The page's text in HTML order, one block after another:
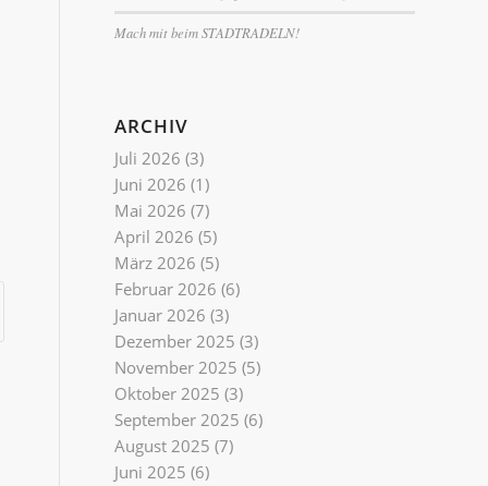
Mach mit beim STADTRADELN!
ARCHIV
Juli 2026 (3)
Juni 2026 (1)
Mai 2026 (7)
April 2026 (5)
März 2026 (5)
Februar 2026 (6)
Januar 2026 (3)
Dezember 2025 (3)
November 2025 (5)
Oktober 2025 (3)
September 2025 (6)
August 2025 (7)
Juni 2025 (6)